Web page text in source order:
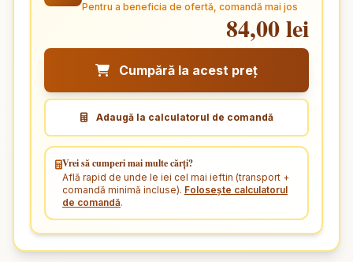
Pentru a beneficia de ofertă, comandă mai jos
84,00 lei
Cumpără la acest preț
Adaugă la calculatorul de comandă
Vrei să cumperi mai multe cărți?
Află rapid de unde le iei cel mai ieftin (transport +
comandă minimă incluse). Folosește calculatorul
de comandă.